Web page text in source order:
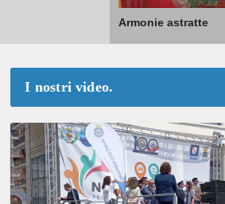
Armonie astratte
I nostri video.